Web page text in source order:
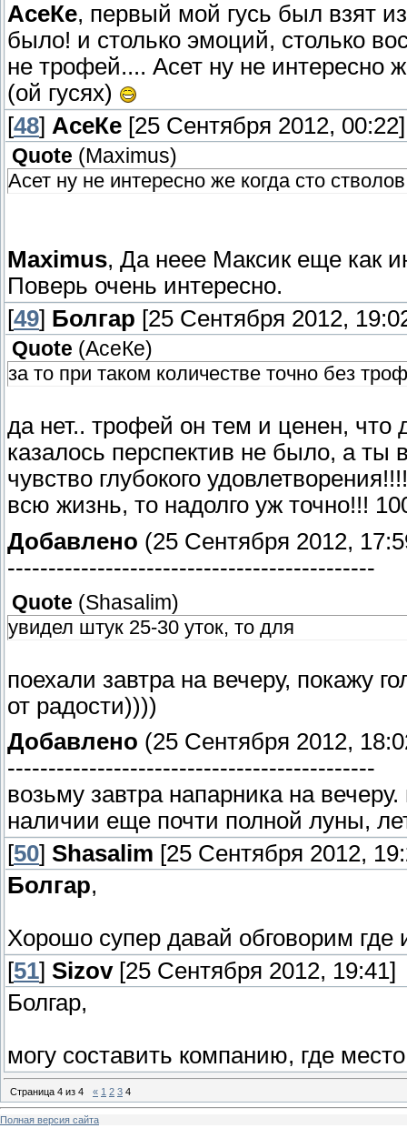
АсеКе, первый мой гусь был взят
было! и столько эмоций, столько
не трофей.... Асет ну не интересно
(ой гусях)
[48] АсеКе [25 Сентября 2012, 00:22]
Quote (Maximus)
Асет ну не интересно же когда сто
Maximus, Да неее Максик еще как
Поверь очень интересно.
[49] Болгар [25 Сентября 2012,
Quote (АсеКе)
за то при таком количестве точно без
да нет.. трофей он тем и ценен, что
казалось перспектив не было, а ты
чувство глубокого
всю жизнь, то надолго уж точно!!!
Добавлено (25 Сентября 2012,
---------------------------------------------
Quote (Shasalim)
увидел штук 25-30 уток, то для
поехали завтра на вечеру, покажу
от радости))))
Добавлено (25 Сентября 2012,
---------------------------------------------
возьму завтра напарника на
наличии еще почти полной луны,
[50] Shasalim [25 Сентября 2012,
Болгар,
Хорошо супер давай обговорим где
[51] Sizov[25 Сентября 2012, 19:41]
Болгар,
могу составить компанию, где
Страница 4 из 4 « 1 2 3 4
Полная версия сайта